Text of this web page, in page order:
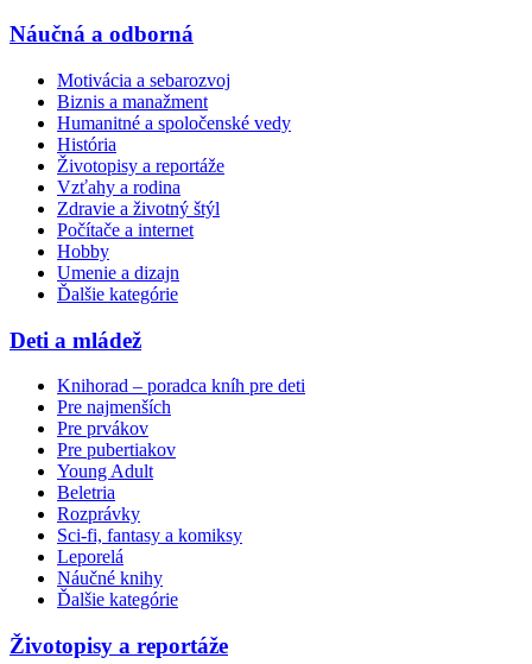
Náučná a odborná
Motivácia a sebarozvoj
Biznis a manažment
Humanitné a spoločenské vedy
História
Životopisy a reportáže
Vzťahy a rodina
Zdravie a životný štýl
Počítače a internet
Hobby
Umenie a dizajn
Ďalšie kategórie
Deti a mládež
Knihorad – poradca kníh pre deti
Pre najmenších
Pre prvákov
Pre pubertiakov
Young Adult
Beletria
Rozprávky
Sci-fi, fantasy a komiksy
Leporelá
Náučné knihy
Ďalšie kategórie
Životopisy a reportáže